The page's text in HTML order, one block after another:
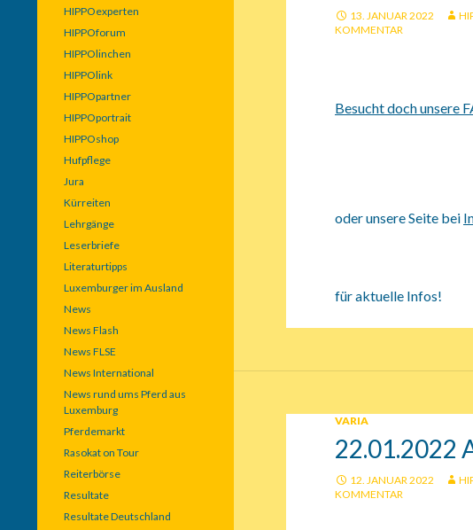
13. JANUAR 2022
KOMMENTAR
Besucht doch unsere
oder unsere Seite bei
für aktuelle Infos!
VARIA
22.01.2022
12. JANUAR 2022
KOMMENTAR
HIPPOexperten
HIPPOforum
HIPPOlinchen
HIPPOlink
HIPPOpartner
HIPPOportrait
HIPPOshop
Hufpflege
Jura
Kürreiten
Lehrgänge
Leserbriefe
Literaturtipps
Luxemburger im Ausland
News
News Flash
News FLSE
News International
News rund ums Pferd aus
Luxemburg
Pferdemarkt
Rasokat on Tour
Reiterbörse
Resultate
Resultate Deutschland